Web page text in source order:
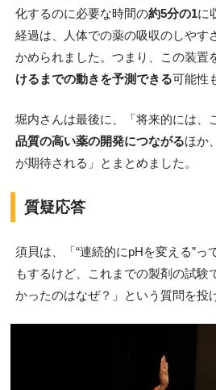
化するのに必要な時間の約5分の1に
経過は、人体での薬の吸収のしやす
かめられました。つまり、この装置
けるまでの動きを予測できる可能性
堀内さんは最後に、「将来的には、
品質の高い薬の開発につながるほか、
が期待される」とまとめました。
質疑応答
須貝は、「“連続的にpHを変える”っ
もするけど、これまでの製剤の試験
かったのはなぜ？」という質問を投